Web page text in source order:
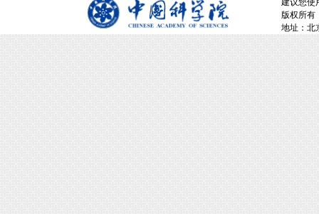
建议您使
版权所有
地址：北